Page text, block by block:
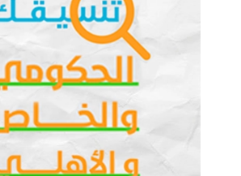
الكلمات المفتاحية
ادمودو